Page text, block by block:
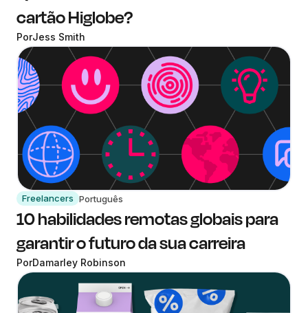
cartão Higlobe?
PorJess Smith
Freelancers Português
10 habilidades remotas globais para
garantir o futuro da sua carreira
PorDamarley Robinson